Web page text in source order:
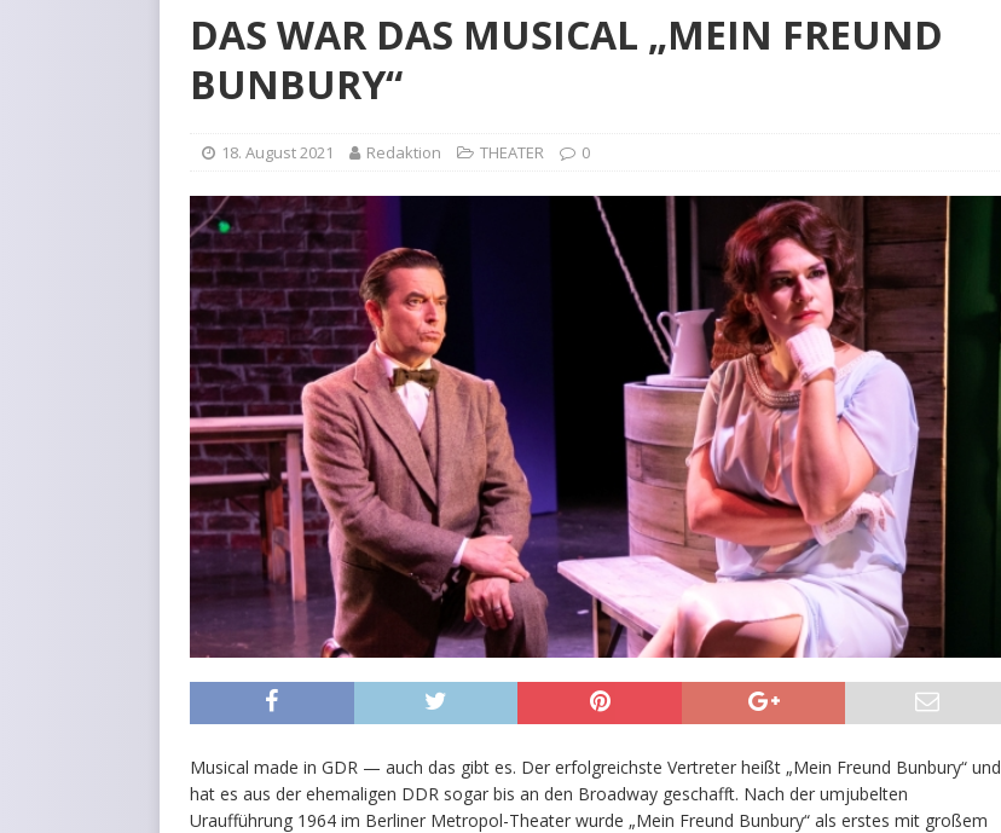
[ 6. August 2026 ]
VORKOMMNISSE BEI KONTROLLEN IM STRASSENVERKEHR
[ 6. August 2026 ]
DAS WAR DAS MUSICAL „MEIN FREUND
BUNBURY“
18. August 2021 Redaktion THEATER 0
Musical made in GDR — auch das gibt es. Der erfolgreichste Vertreter heißt „Mein Freund Bunbury“ und
hat es aus der ehemaligen DDR sogar bis an den Broadway geschafft. Nach der umjubelten
Uraufführung 1964 im Berliner Metropol-Theater wurde „Mein Freund Bunbury“ als erstes mit großem